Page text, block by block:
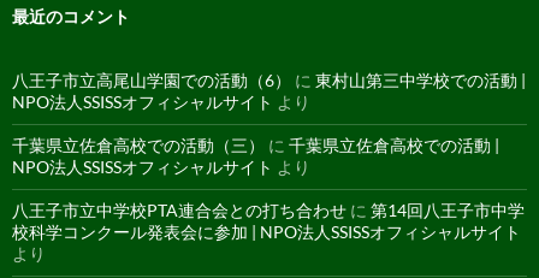
最近のコメント
八王子市立高尾山学園での活動（6） に 東村山第三中学校での活動 |
NPO法人SSISSオフィシャルサイト より
千葉県立佐倉高校での活動（三） に 千葉県立佐倉高校での活動 |
NPO法人SSISSオフィシャルサイト より
八王子市立中学校PTA連合会との打ち合わせ に 第14回八王子市中学
校科学コンクール発表会に参加 | NPO法人SSISSオフィシャルサイト
より